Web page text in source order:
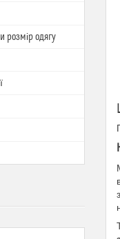
розмір одягу